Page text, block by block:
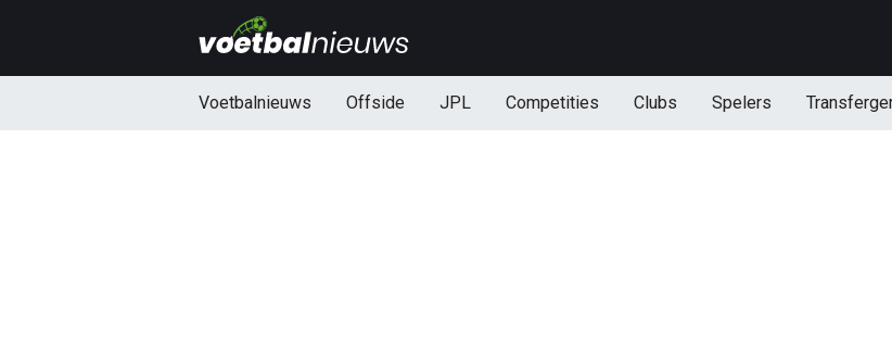
Voetbalnieuws Offside JPL Competities Clubs Spelers